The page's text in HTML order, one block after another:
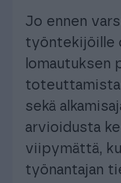
Jo ennen
työntekijöille
lomautuksen
sekä
arvioidusta
viipymättä,
työnantajan